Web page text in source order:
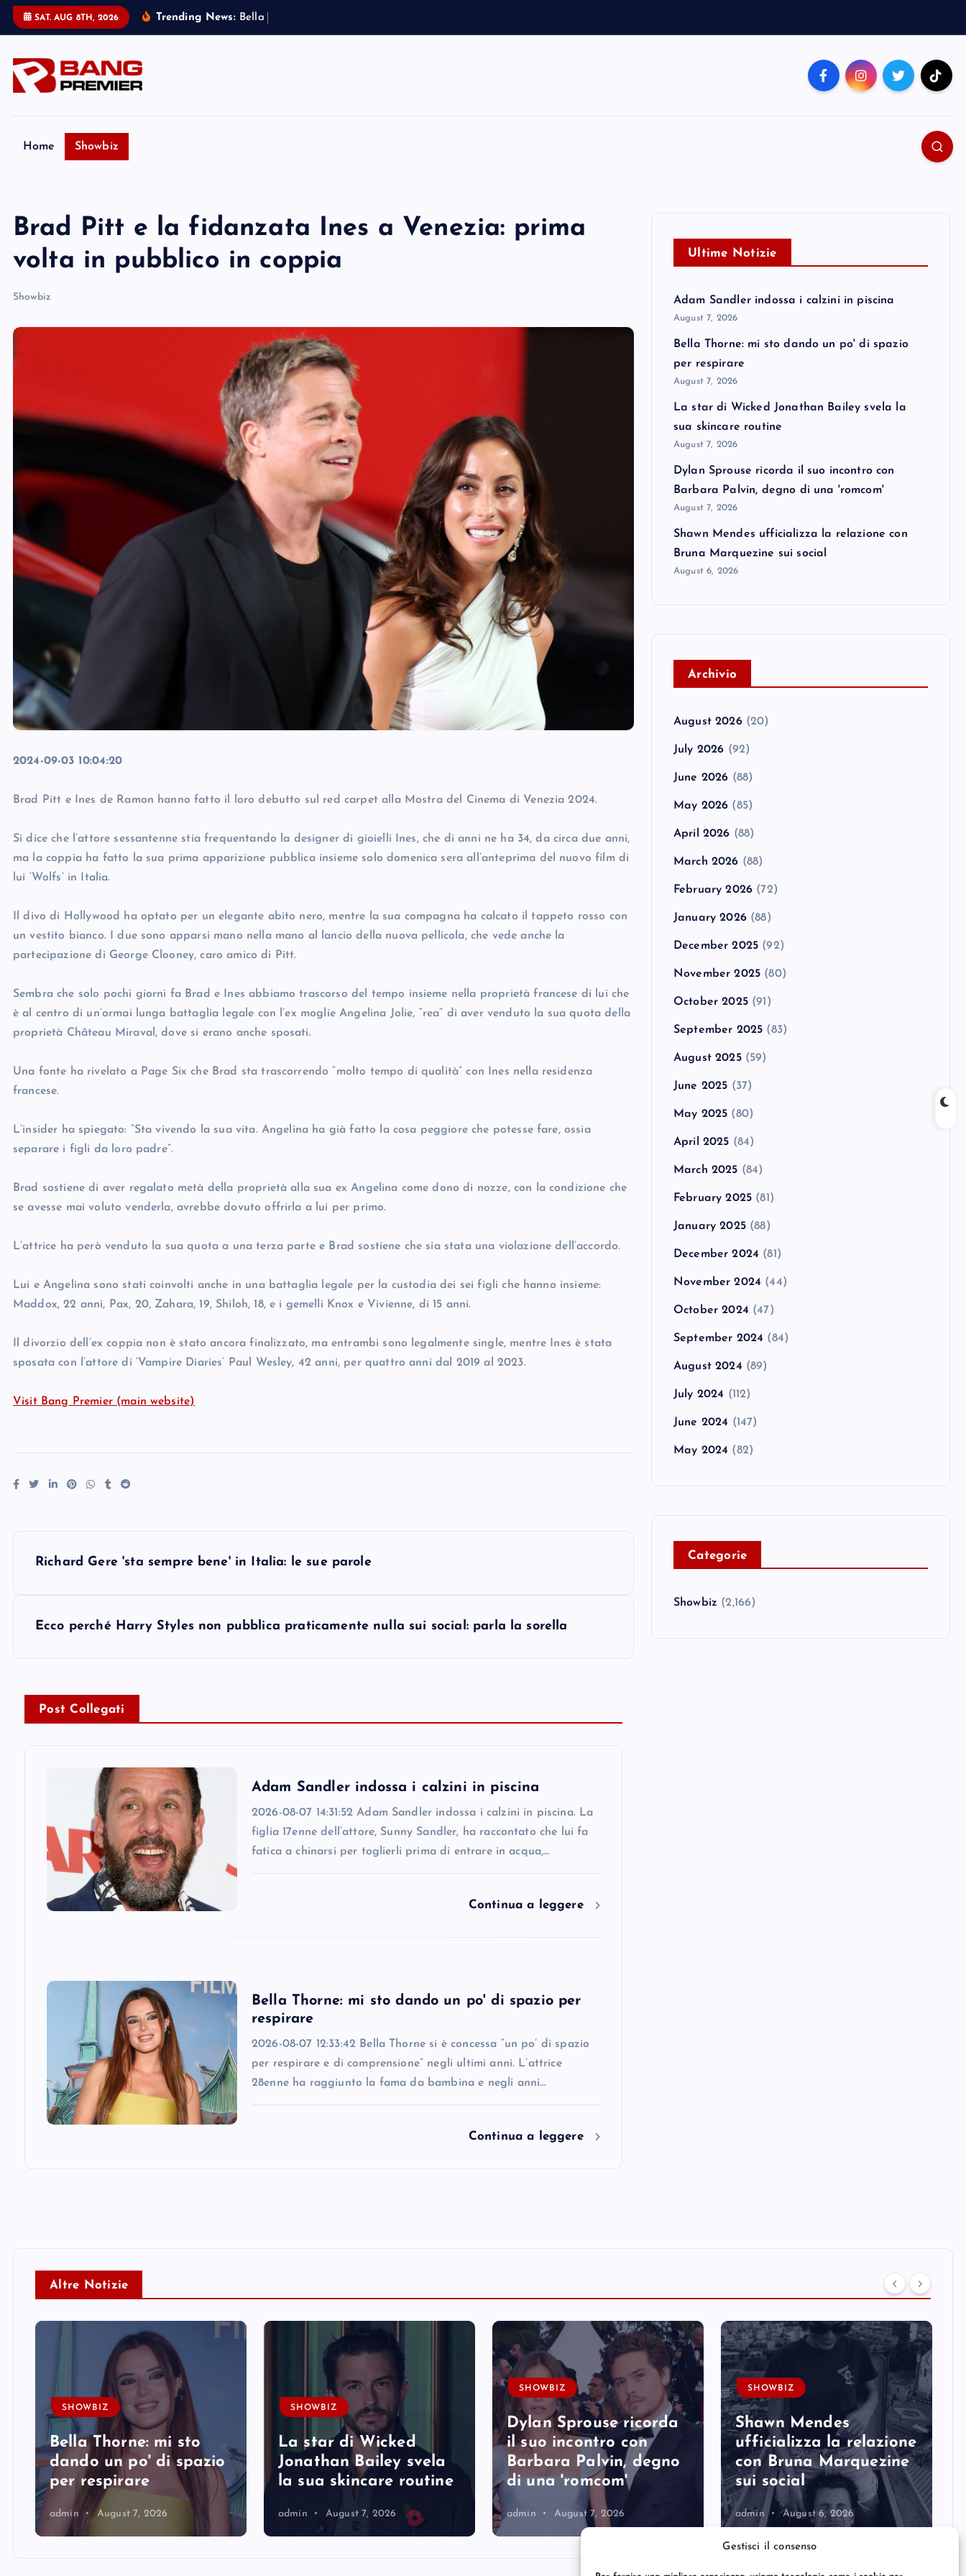
Gestisci il consenso
SAT. AUG 8TH, 2026 Trending News: Be a
Home Showbiz
Brad Pitt e la fidanzata Ines a Venezia: prima
volta in pubblico in coppia
Showbiz
2024-09-03 10:04:20
Brad Pitt e Ines de Ramon hanno fatto il loro debutto sul red carpet alla Mostra del Cinema di Venezia 2024.
Si dice che l’attore sessantenne stia frequentando la designer di gioielli Ines, che di anni ne ha 34, da circa due anni,
ma la coppia ha fatto la sua prima apparizione pubblica insieme solo domenica sera all’anteprima del nuovo film di
lui ‘Wolfs’ in Italia.
Il divo di Hollywood ha optato per un elegante abito nero, mentre la sua compagna ha calcato il tappeto rosso con
un vestito bianco. I due sono apparsi mano nella mano al lancio della nuova pellicola, che vede anche la
partecipazione di George Clooney, caro amico di Pitt.
Sembra che solo pochi giorni fa Brad e Ines abbiamo trascorso del tempo insieme nella proprietà francese di lui che
è al centro di un’ormai lunga battaglia legale con l’ex moglie Angelina Jolie, “rea” di aver venduto la sua quota della
proprietà Château Miraval, dove si erano anche sposati.
Una fonte ha rivelato a Page Six che Brad sta trascorrendo “molto tempo di qualità” con Ines nella residenza
francese.
L’insider ha spiegato: “Sta vivendo la sua vita. Angelina ha già fatto la cosa peggiore che potesse fare, ossia
separare i figli da loro padre”.
Brad sostiene di aver regalato metà della proprietà alla sua ex Angelina come dono di nozze, con la condizione che
se avesse mai voluto venderla, avrebbe dovuto offrirla a lui per primo.
L’attrice ha però venduto la sua quota a una terza parte e Brad sostiene che sia stata una violazione dell’accordo.
Lui e Angelina sono stati coinvolti anche in una battaglia legale per la custodia dei sei figli che hanno insieme:
Maddox, 22 anni, Pax, 20, Zahara, 19, Shiloh, 18, e i gemelli Knox e Vivienne, di 15 anni.
Il divorzio dell’ex coppia non è stato ancora finalizzato, ma entrambi sono legalmente single, mentre Ines è stata
sposata con l’attore di ‘Vampire Diaries’ Paul Wesley, 42 anni, per quattro anni dal 2019 al 2023.
Visit Bang Premier (main website)
Richard Gere 'sta sempre bene' in Italia: le sue parole
Ecco perché Harry Styles non pubblica praticamente nulla sui social: parla la sorella
Post Collegati
Adam Sandler indossa i calzini in piscina
2026-08-07 14:31:52 Adam Sandler indossa i calzini in piscina. La
figlia 17enne dell’attore, Sunny Sandler, ha raccontato che lui fa
fatica a chinarsi per toglierli prima di entrare in acqua,…
Continua a leggere
Bella Thorne: mi sto dando un po' di spazio per
respirare
2026-08-07 12:33:42 Bella Thorne si è concessa “un po’ di spazio
per respirare e di comprensione” negli ultimi anni. L’attrice
28enne ha raggiunto la fama da bambina e negli anni…
Continua a leggere
Ultime Notizie
Adam Sandler indossa i calzini in piscina
August 7, 2026
Bella Thorne: mi sto dando un po' di spazio
per respirare
August 7, 2026
La star di Wicked Jonathan Bailey svela la
sua skincare routine
August 7, 2026
Dylan Sprouse ricorda il suo incontro con
Barbara Palvin, degno di una 'romcom'
August 7, 2026
Shawn Mendes ufficializza la relazione con
Bruna Marquezine sui social
August 6, 2026
Archivio
August 2026(20)
July 2026 (92)
June 2026 (88)
May 2026 (85)
April 2026 (88)
March 2026 (88)
February 2026 (72)
January 2026(88)
December 2025 (92)
November 2025 (80)
October 2025(91)
September 2025 (83)
August 2025(59)
June 2025 (37)
May 2025 (80)
April 2025 (84)
March 2025 (84)
February 2025 (81)
January 2025(88)
December 2024 (81)
November 2024 (44)
October 2024 (47)
September 2024 (84)
August 2024 (89)
July 2024 (112)
June 2024 (147)
May 2024 (82)
Categorie
Showbiz (2,166)
Altre Notizie
SHOWBIZ
Bella Thorne: mi sto
dando un po' di spazio
per respirare
admin August 7, 2026
SHOWBIZ
La star di Wicked
Jonathan Bailey svela
la sua skincare routine
admin August 7, 2026
SHOWBIZ
Dylan Sprouse ricorda
il suo incontro con
Barbara Palvin, degno
di una 'romcom'
admin August 7, 2026
SHOWBIZ
Shawn Mendes
ufficializza la relazione
con Bruna Marquezine
sui social
admin August 6, 2026